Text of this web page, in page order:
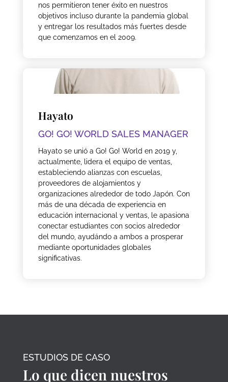
nos permitieron tener éxito en nuestros
objetivos incluso durante la pandemia global
y entregar los resultados más fuertes desde
que comenzamos en el 2009.
Hayato
GO! GO! WORLD SALES MANAGER
Hayato se unió a Go! Go! World en 2019 y,
actualmente, lidera el equipo de ventas,
estableciendo alianzas con escuelas,
proveedores de alojamientos y
organizaciones alrededor de todo Japón. Con
más de una década de experiencia en
educación internacional y ventas, le apasiona
conectar estudiantes con socios alrededor
del mundo, ayudándo a ambos a prosperar
mediante oportunidades globales
significativas.
ESTUDIOS DE CASO
Lo que dicen nuestros